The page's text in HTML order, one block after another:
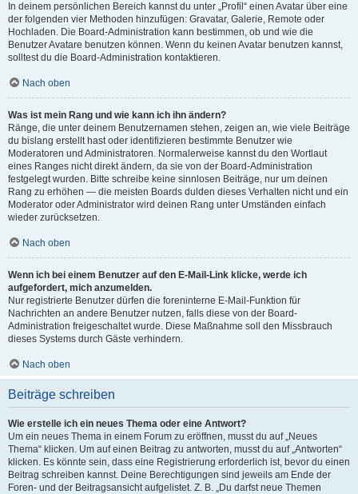
In deinem persönlichen Bereich kannst du unter „Profil“ einen Avatar über eine
der folgenden vier Methoden hinzufügen: Gravatar, Galerie, Remote oder
Hochladen. Die Board-Administration kann bestimmen, ob und wie die
Benutzer Avatare benutzen können. Wenn du keinen Avatar benutzen kannst,
solltest du die Board-Administration kontaktieren.
Nach oben
Was ist mein Rang und wie kann ich ihn ändern?
Ränge, die unter deinem Benutzernamen stehen, zeigen an, wie viele Beiträge
du bislang erstellt hast oder identifizieren bestimmte Benutzer wie
Moderatoren und Administratoren. Normalerweise kannst du den Wortlaut
eines Ranges nicht direkt ändern, da sie von der Board-Administration
festgelegt wurden. Bitte schreibe keine sinnlosen Beiträge, nur um deinen
Rang zu erhöhen — die meisten Boards dulden dieses Verhalten nicht und ein
Moderator oder Administrator wird deinen Rang unter Umständen einfach
wieder zurücksetzen.
Nach oben
Wenn ich bei einem Benutzer auf den E-Mail-Link klicke, werde ich
aufgefordert, mich anzumelden.
Nur registrierte Benutzer dürfen die foreninterne E-Mail-Funktion für
Nachrichten an andere Benutzer nutzen, falls diese von der Board-
Administration freigeschaltet wurde. Diese Maßnahme soll den Missbrauch
dieses Systems durch Gäste verhindern.
Nach oben
Beiträge schreiben
Wie erstelle ich ein neues Thema oder eine Antwort?
Um ein neues Thema in einem Forum zu eröffnen, musst du auf „Neues
Thema“ klicken. Um auf einen Beitrag zu antworten, musst du auf „Antworten“
klicken. Es könnte sein, dass eine Registrierung erforderlich ist, bevor du einen
Beitrag schreiben kannst. Deine Berechtigungen sind jeweils am Ende der
Foren- und der Beitragsansicht aufgelistet. Z. B. „Du darfst neue Themen